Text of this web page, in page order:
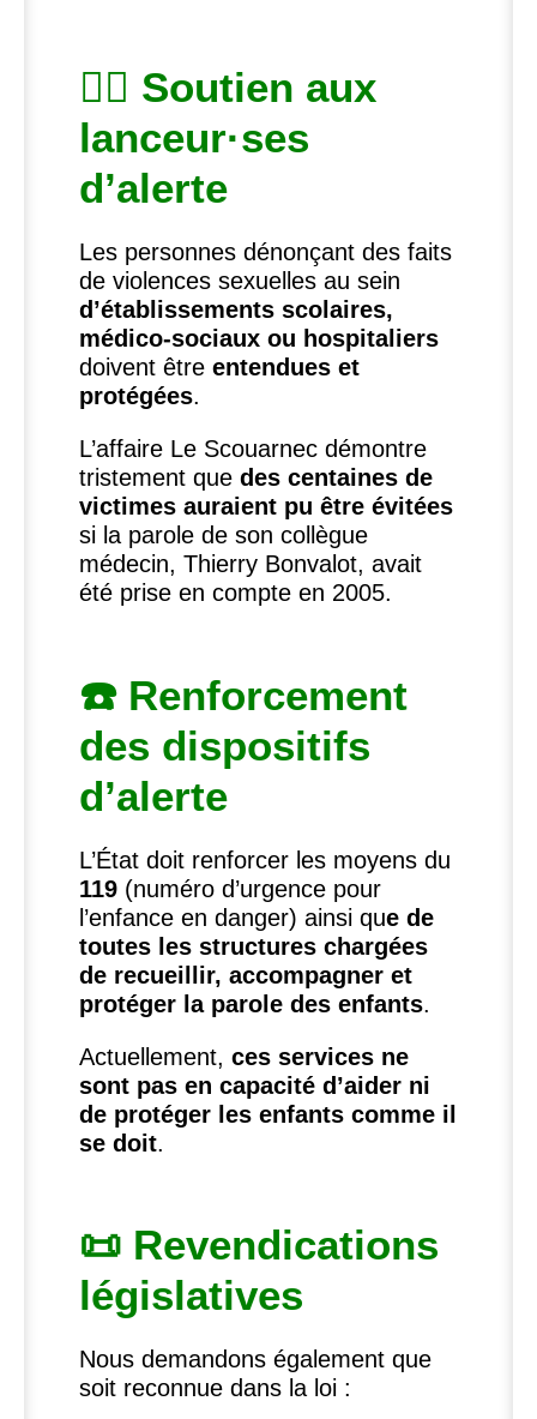
🧑‍⚕️ Soutien aux
lanceur·ses
d’alerte
Les personnes dénonçant des faits
de violences sexuelles au sein
d’établissements scolaires,
médico-sociaux ou hospitaliers
doivent être entendues et
protégées.
L’affaire Le Scouarnec démontre
tristement que des centaines de
victimes auraient pu être évitées
si la parole de son collègue
médecin, Thierry Bonvalot, avait
été prise en compte en 2005.
☎️ Renforcement
des dispositifs
d’alerte
L’État doit renforcer les moyens du
119(numéro d’urgence pour
l’enfance en danger) ainsi que de
toutes les structures chargées
de recueillir, accompagner et
protéger la parole des enfants.
Actuellement, ces services ne
sont pas en capacité d’aider ni
de protéger les enfants comme il
se doit.
📜 Revendications
législatives
Nous demandons également que
soit reconnue dans la loi :